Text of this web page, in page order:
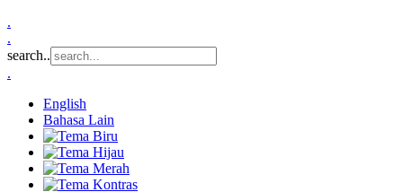
.
.
search..
.
English
Bahasa Lain